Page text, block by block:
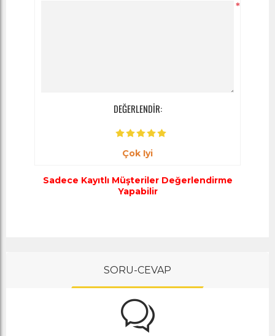
*
DEĞERLENDİR:
Çok Iyi
Sadece Kayıtlı Müşteriler Değerlendirme
Yapabilir
SORU-CEVAP